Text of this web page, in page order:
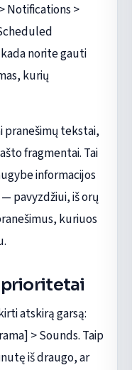
Notifications >
norite gauti
kurių
pranešimų tekstai,
fragmentai. Tai
informacijos
pavyzdžiui, iš orų
kuriuos
prioritetai
atskirą garsą:
> Sounds. Taip
iš draugo, ar